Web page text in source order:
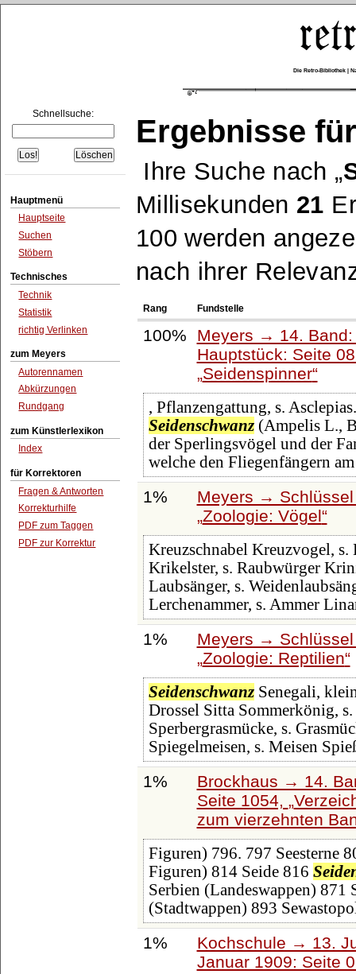
Die Retro-Bibliothek |
Schnellsuche:
Hauptmenü
Hauptseite
Suchen
Stöbern
Technisches
Technik
Statistik
richtig Verlinken
zum Meyers
Autorennamen
Abkürzungen
Rundgang
zum Künstlerlexikon
Index
für Korrektoren
Fragen & Antworten
Korrekturhilfe
PDF zum Taggen
PDF zur Korrektur
Ergebnisse
Ihre Suche nach
Millisekunden 21
100 werden
nach ihrer
Rang Fundstelle
100%
Meyers → 14.
Hauptstück: Seite
Seidenspinner
, Pflanzengattung, s.
Seidenschwanz(Ampelis L.,
der Sperlingsvögel und der
welche den Fliegenfängern
1%
Meyers →
Zoologie: Vögel
Kreuzschnabel Kreuzvogel,
Krikelster, s. Raubwürger
Laubsänger, s.
Lerchenammer, s. Ammer
1%
Meyers →
Zoologie: Reptilien
SeidenschwanzSenegali,
Drossel Sitta Sommerkönig,
Sperbergrasmücke, s.
Spiegelmeisen, s. Meisen
1%
Brockhaus → 14.
Seite 1054,
zum vierzehnten
Figuren) 796. 797 Seesterne
Figuren) 814 Seide 816
Serbien (Landeswappen) 871
(Stadtwappen) 893
1%
Kochschule → 13.
Januar 1909: Seite